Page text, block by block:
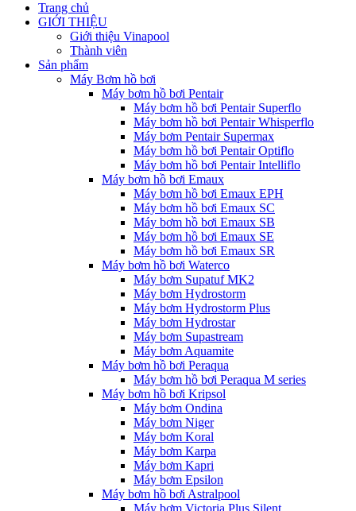
Trang chủ
GIỚI THIỆU
Giới thiệu Vinapool
Thành viên
Sản phẩm
Máy Bơm hồ bơi
Máy bơm hồ bơi Pentair
Máy bơm hồ bơi Pentair Superflo
Máy bơm hồ bơi Pentair Whisperflo
Máy bơm Pentair Supermax
Máy bơm hồ bơi Pentair Optiflo
Máy bơm hồ bơi Pentair Intelliflo
Máy bơm hồ bơi Emaux
Máy bơm hồ bơi Emaux EPH
Máy bơm hồ bơi Emaux SC
Máy bơm hồ bơi Emaux SB
Máy bơm hồ bơi Emaux SE
Máy bơm hồ bơi Emaux SR
Máy bơm hồ bơi Waterco
Máy bơm Supatuf MK2
Máy bơm Hydrostorm
Máy bơm Hydrostorm Plus
Máy bơm Hydrostar
Máy bơm Supastream
Máy bơm Aquamite
Máy bơm hồ bơi Peraqua
Máy bơm hồ bơi Peraqua M series
Máy bơm hồ bơi Kripsol
Máy bơm Ondina
Máy bơm Niger
Máy bơm Koral
Máy bơm Karpa
Máy bơm Kapri
Máy bơm Epsilon
Máy bơm hồ bơi Astralpool
Máy bơm Victoria Plus Silent